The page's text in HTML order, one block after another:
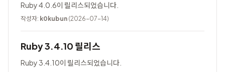
Ruby 4.0.6이 릴리스되었습니다.
작성자: k0kubun (2026-07-14)
Ruby 3.4.10 릴리스
Ruby 3.4.10이 릴리스되었습니다.